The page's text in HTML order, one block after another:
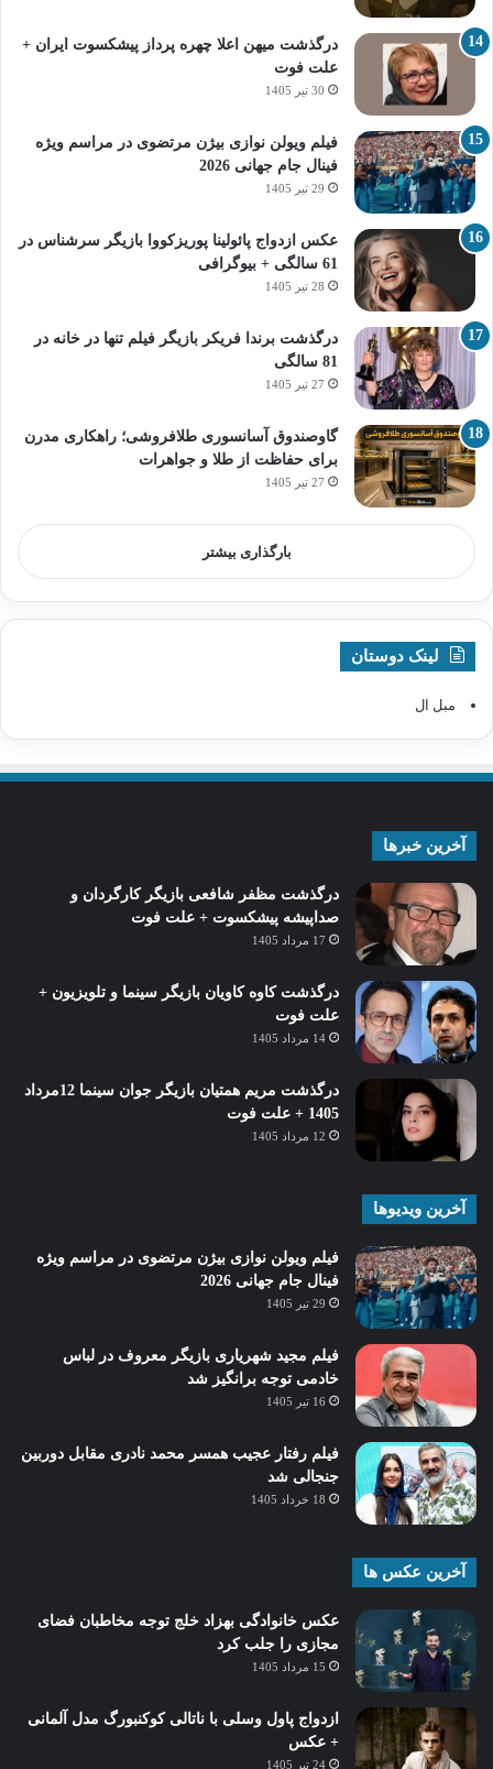
درگذشت میهن اعلا چهره پرداز پیشکسوت ایران +
علت فوت
30 تیر 1405
فیلم ویولن نوازی بیژن مرتضوی در مراسم ویژه
فینال جام جهانی 2026
29 تیر 1405
عکس ازدواج پائولینا پوریزکووا بازیگر سرشناس در
61 سالگی + بیوگرافی
28 تیر 1405
درگذشت برندا فریکر بازیگر فیلم تنها در خانه در
81 سالگی
27 تیر 1405
گاوصندوق آسانسوری طلافروشی؛ راهکاری مدرن
برای حفاظت از طلا و جواهرات
27 تیر 1405
بارگذاری بیشتر
لینک دوستان
مبل ال
آخرین خبرها
درگذشت مظفر شافعی بازیگر کارگردان و
صداپیشه پیشکسوت + علت فوت
17 مرداد 1405
درگذشت کاوه کاویان بازیگر سینما و تلویزیون +
علت فوت
14 مرداد 1405
درگذشت مریم همتیان بازیگر جوان سینما 12مرداد
1405 + علت فوت
12 مرداد 1405
آخرین ویدیوها
فیلم ویولن نوازی بیژن مرتضوی در مراسم ویژه
فینال جام جهانی 2026
29 تیر 1405
فیلم مجید شهریاری بازیگر معروف در لباس
خادمی توجه برانگیز شد
16 تیر 1405
فیلم رفتار عجیب همسر محمد نادری مقابل دوربین
جنجالی شد
18 خرداد 1405
آخرین عکس ها
عکس خانوادگی بهزاد خلج توجه مخاطبان فضای
مجازی را جلب کرد
15 مرداد 1405
ازدواج پاول وسلی با ناتالی کوکنبورگ مدل آلمانی
+ عکس
24 تیر 1405